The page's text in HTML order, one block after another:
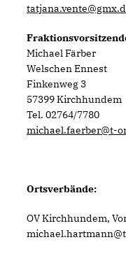
Michael Färber
Welschen Ennest
Finkenweg 3
57399 Kirchhundem
Tel. 02764/7780
michael.faerber@t-
Ortsverbände:
OV Kirchhundem,